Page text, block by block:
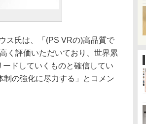
ス氏は、「(PS VRの)高品質で
く評価いただいており、世界累
ドしていくものと確信してい
制の強化に尽力する」とコメン